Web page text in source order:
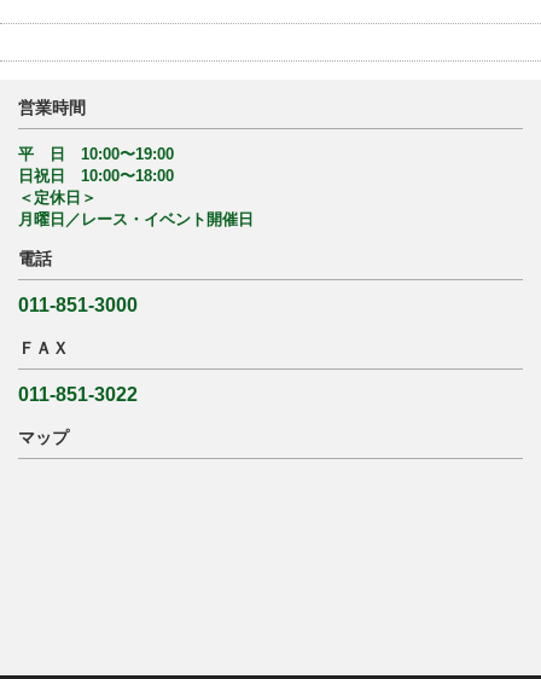
営業時間
平 日 10:00〜19:00
日祝日 10:00〜18:00
＜定休日＞
月曜日／レース・イベント開催日
電話
011-851-3000
ＦＡＸ
011-851-3022
マップ